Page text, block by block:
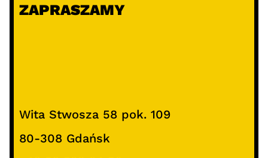
ZAPRASZAMY
Wita Stwosza 58 pok. 109
80-308 Gdańsk